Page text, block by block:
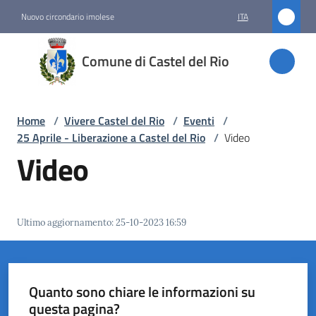
Nuovo circondario imolese ITA
Comune di Castel del Rio
Comune
di
Castel
Amministrazione
Vivere
Castel
Home / Vivere Castel del Rio / Eventi /
25 Aprile - Liberazione a Castel del Rio / Video
Video
Ultimo aggiornamento:25-10-2023 16:59
Quanto sono chiare le informazioni su
questa pagina?